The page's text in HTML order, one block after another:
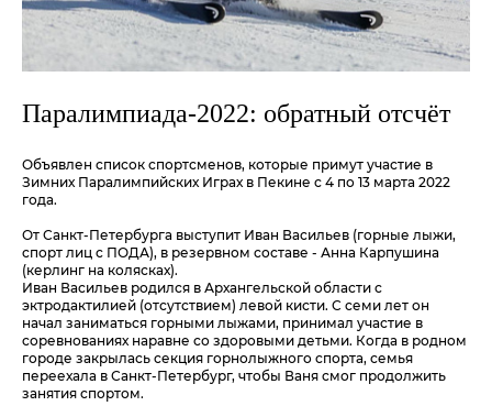
Паралимпиада-2022: обратный отсчёт
Объявлен список спортсменов, которые примут участие в
Зимних Паралимпийских Играх в Пекине с 4 по 13 марта 2022
года.
От Санкт-Петербурга выступит Иван Васильев (горные лыжи,
спорт лиц с ПОДА), в резервном составе - Анна Карпушина
(керлинг на колясках).
Иван Васильев родился в Архангельской области с
эктродактилией (отсутствием) левой кисти. С семи лет он
начал заниматься горными лыжами, принимал участие в
соревнованиях наравне со здоровыми детьми. Когда в родном
городе закрылась секция горнолыжного спорта, семья
переехала в Санкт-Петербург, чтобы Ваня смог продолжить
занятия спортом.